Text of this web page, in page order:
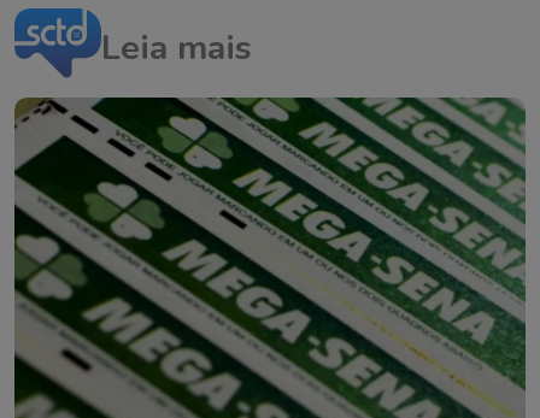
Leia mais